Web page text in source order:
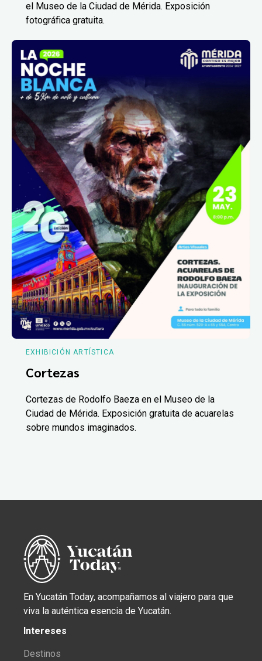
el Museo de la Ciudad de Mérida. Exposición
fotográfica gratuita.
EXHIBICIÓN ARTÍSTICA
Cortezas
Cortezas de Rodolfo Baeza en el Museo de la
Ciudad de Mérida. Exposición gratuita de acuarelas
sobre mundos imaginados.
En Yucatán Today, acompañamos al viajero para que
viva la auténtica esencia de Yucatán.
Intereses
Destinos